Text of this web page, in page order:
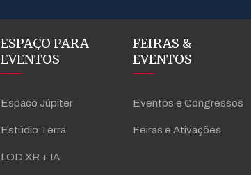
ESPAÇO PARA
EVENTOS
Espaco Júpiter
Estúdio Terra
LOD XR + IA
FEIRAS &
EVENTOS
Eventos e Congressos
Feiras e Ativações